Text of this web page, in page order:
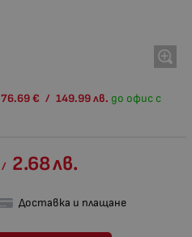
76.69 € / 149.99 лв. до офис с
/ 2.68лв.
Доставка и плащане